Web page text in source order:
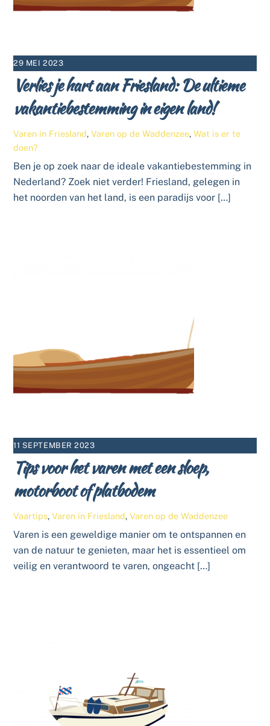
29 MEI 2023
Verlies je hart aan Friesland: De ultieme
vakantiebestemming in eigen land!
Varen in Friesland,Varen op de Waddenzee,Wat is er te
doen?
Ben je op zoek naar de ideale vakantiebestemming in
Nederland? Zoek niet verder! Friesland, gelegen in
het noorden van het land, is een paradijs voor […]
11 SEPTEMBER 2023
Tips voor het varen met een sloep,
motorboot of platbodem
Vaartips,Varen in Friesland,Varen op de Waddenzee
Varen is een geweldige manier om te ontspannen en
van de natuur te genieten, maar het is essentieel om
veilig en verantwoord te varen, ongeacht […]